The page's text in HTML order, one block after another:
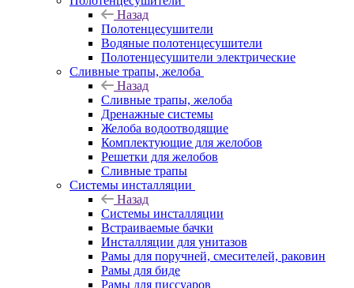
Назад
Полотенцесушители
Водяные полотенцесушители
Полотенцесушители электрические
Сливные трапы, желоба
Назад
Сливные трапы, желоба
Дренажные системы
Желоба водоотводящие
Комплектующие для желобов
Решетки для желобов
Сливные трапы
Системы инсталляции
Назад
Системы инсталляции
Встраиваемые бачки
Инсталляции для унитазов
Рамы для поручней, смесителей, раковин
Рамы для биде
Рамы для писсуаров